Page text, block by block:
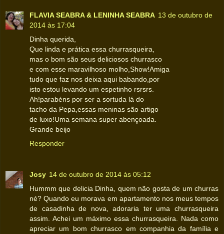
FLAVIA SEABRA & LENINHA SEABRA 13 de outubro de
2014 às 17:04
Dinha querida,
Que linda e prática essa churrasqueira,
mas o bom são seus deliciosos churrasco
e com esse maravilhoso molho,Show!Amiga
tudo que faz nos deixa aqui babando,por
isto estou levando um espetinho rsrsrs.
Ah!parabéns por ser a sortuda lá do
tacho da Pepa,essas meninas são artigo
de luxo!Uma semana super abençoada.
Grande beijo
Responder
Josy 14 de outubro de 2014 às 05:12
Hummm que delicia Dinha, quem não gosta de um churras
né? Quando eu morava em apartamento nos meus tempos
de casadinha de nova, adoraria ter uma churrasqueira
assim. Achei um máximo essa churrasqueira. Nada como
apreciar um bom churrasco em companhia da família e